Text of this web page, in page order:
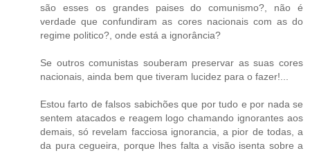
são esses os grandes paises do comunismo?, não é
verdade que confundiram as cores nacionais com as do
regime politico?, onde está a ignorância?
Se outros comunistas souberam preservar as suas cores
nacionais, ainda bem que tiveram lucidez para o fazer!...
Estou farto de falsos sabichões que por tudo e por nada se
sentem atacados e reagem logo chamando ignorantes aos
demais, só revelam facciosa ignorancia, a pior de todas, a
da pura cegueira, porque lhes falta a visão isenta sobre a